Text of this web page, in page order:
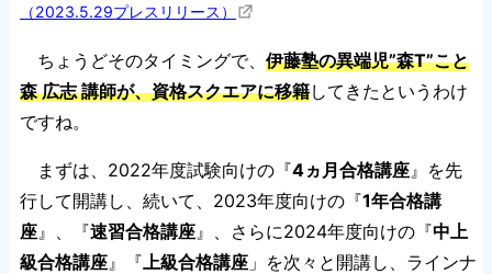
（2023.5.29プレスリリース）
ちょうどそのタイミングで、 伊藤塾の異端児”森T”こと
森 広志 講師が、資格スクエアに移籍してきたというわけ
ですね。
まずは、2022年度試験向けの『4ヵ月合格講座 』を先
行して開講し、続いて、2023年度向けの『1年合格講
座 』、『速習合格講座 』、さらに2024年度向けの『中上
級合格講座 』『 上級合格講座 」を次々と開講し、ラインナ